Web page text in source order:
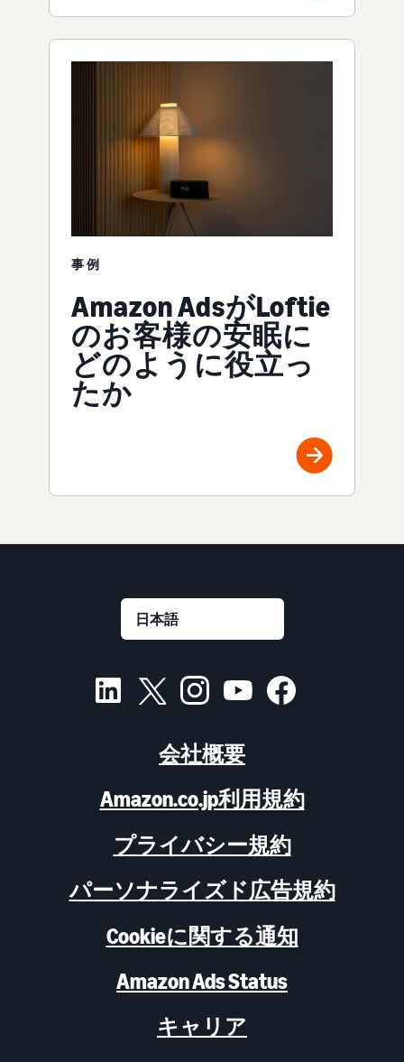
事例
Amazon AdsがLoftie
のお客様の安眠に
どのように役立っ
たか
会社概要
Amazon.co.jp利用規約
プライバシー規約
パーソナライズド広告規約
Cookieに関する通知
Amazon Ads Status
キャリア